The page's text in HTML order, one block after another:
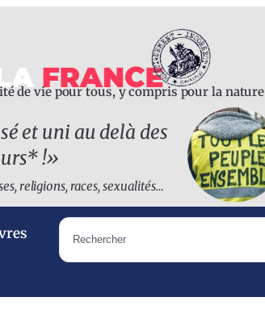
de vie pour tous, y compris pour la nature
et uni au delà des
!»
religions, races, sexualités…